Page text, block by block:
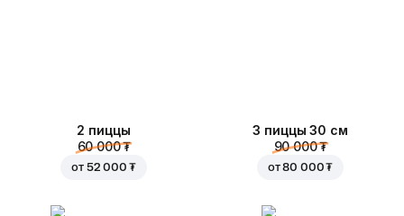
2 пиццы
60 000 ₮
от 52 000 ₮
3 пиццы 30 см
90 000 ₮
от80 000 ₮